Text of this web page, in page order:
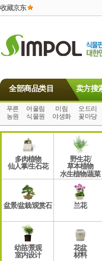
收藏京东
全部商品类目 卖方搜
푸른
농원
어울림
식물원
미림
야생화
오드리
꽃마당
多肉植物
仙人掌/生石花
野生花/
草本植物
水生植物/蔬菜
盆景/盆栽/观赏石 兰花
幼苗/景观
室内设计
花盆
材料